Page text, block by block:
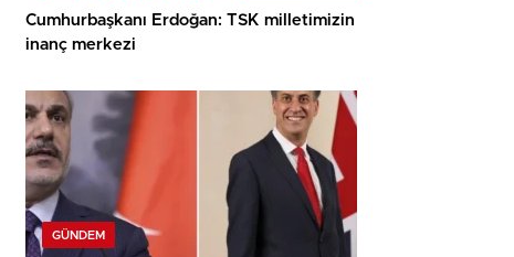
Cumhurbaşkanı Erdoğan: TSK milletimizin
inanç merkezi
GÜNDEM